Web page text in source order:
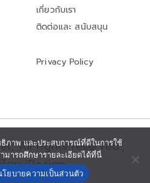
เกี่ยวกับเรา
ติดต่อและ สนับสนุน
Privacy Policy
All rights reserved.,
โดย iDesign
ภาพ และประสบการณ์ที่ดีในการใช้
ารถศึกษารายละเอียดได้ที่นี่
โยบายความเป็นส่วนตัว